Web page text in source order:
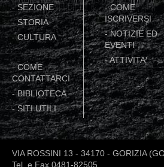
-SEZIONE
-STORIA
-CULTURA
-COME
ISCRIVERSI
-NOTIZIE ED
EVENTI
-ATTIVITA'
-COME
CONTATTARCI
-BIBLIOTECA
-SITI UTILI
VIA ROSSINI 13 - 34170 - GORIZIA
Tel. e Fax 0481-82505